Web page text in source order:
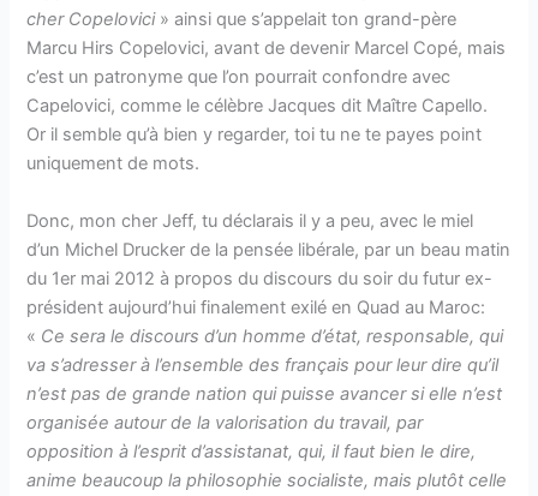
cher Copelovici» ainsi que s’appelait ton grand-père
Marcu Hirs Copelovici, avant de devenir Marcel Copé, mais
c’est un patronyme que l’on pourrait confondre avec
Capelovici, comme le célèbre Jacques dit Maître Capello.
Or il semble qu’à bien y regarder, toi tu ne te payes point
uniquement de mots.
Donc, mon cher Jeff, tu déclarais il y a peu, avec le miel
d’un Michel Drucker de la pensée libérale, par un beau matin
du 1er mai 2012 à propos du discours du soir du futur ex-
président aujourd’hui finalement exilé en Quad au Maroc:
« Ce sera le discours d’un homme d’état, responsable, qui
va s’adresser à l’ensemble des français pour leur dire qu’il
n’est pas de grande nation qui puisse avancer si elle n’est
organisée autour de la valorisation du travail, par
opposition à l’esprit d’assistanat, qui, il faut bien le dire,
anime beaucoup la philosophie socialiste, mais plutôt celle